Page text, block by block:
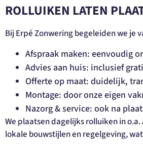
ROLLUIKEN LATEN
Bij Erpé Zonwering begeleiden we je
Afspraak maken: eenvoudig
Advies aan huis: inclusief
Offerte op maat: duidelijk,
Montage: door onze eigen
Nazorg & service: ook na
We plaatsen dagelijks rolluiken in
lokale bouwstijlen en regelgeving,